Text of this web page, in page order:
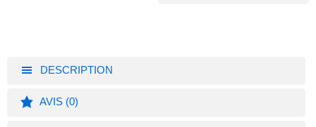
DESCRIPTION
AVIS (0)